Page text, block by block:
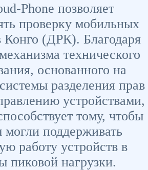
Phone позволяет
проверку мобильных
Конго (ДРК). Благодаря
технического
основанного на
разделения прав
устройствами,
тому, чтобы
поддерживать
работу устройств в
пиковой нагрузки.